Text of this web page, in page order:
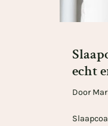
echt
Door